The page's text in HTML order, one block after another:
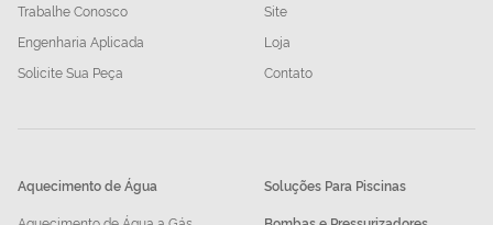
Trabalhe Conosco
Engenharia Aplicada
Solicite Sua Peça
Site
Loja
Contato
Aquecimento de Água
Soluções Para Piscinas